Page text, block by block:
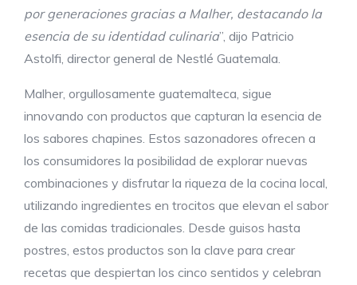
por generaciones gracias a Malher, destacando la
esencia de su identidad culinaria”, dijo Patricio
Astolfi, director general de Nestlé Guatemala.
Malher, orgullosamente guatemalteca, sigue
innovando con productos que capturan la esencia de
los sabores chapines. Estos sazonadores ofrecen a
los consumidores la posibilidad de explorar nuevas
combinaciones y disfrutar la riqueza de la cocina local,
utilizando ingredientes en trocitos que elevan el sabor
de las comidas tradicionales. Desde guisos hasta
postres, estos productos son la clave para crear
recetas que despiertan los cinco sentidos y celebran